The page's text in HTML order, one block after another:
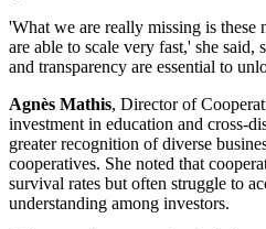
'What we are really missing is these
are able to scale very fast,' she said,
and transparency are essential to
Agnès Mathis, Director of
investment in education and cross-
greater recognition of diverse
cooperatives. She noted that
survival rates but often struggle to
understanding among investors.